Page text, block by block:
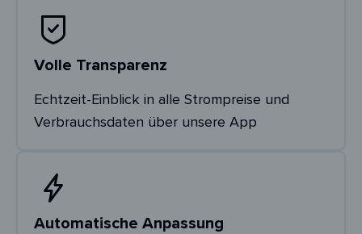
Volle Transparenz
Echtzeit-Einblick in alle Strompreise und
Verbrauchsdaten über unsere App
Automatische Anpassung